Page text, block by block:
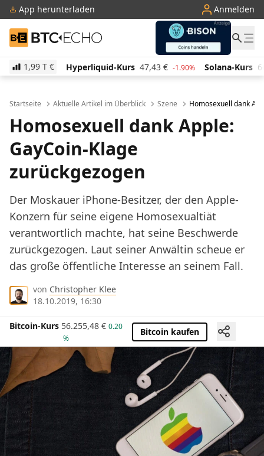
App herunterladen Anmelden
BTC-ECHO
1,99 T €
Kurs 47,43 € -1.90% Solana-Kurs 66,06 € 3.60% TRON-
Startseite Aktuelle Artikel im Überblick Szene Homosexuell dank
Homosexuell dank Apple:
GayCoin-Klage
zurückgezogen
Der Moskauer iPhone-Besitzer, der den Apple-
Konzern für seine eigene Homosexualtiät
verantwortlich machte, hat seine Beschwerde
zurückgezogen. Laut seiner Anwältin scheue er
das große öffentliche Interesse an seinem Fall.
von Christopher Klee
18.10.2019, 16:30
Bitcoin-Kurs 56.255,48 € 0.20
%
Bitcoin kaufen